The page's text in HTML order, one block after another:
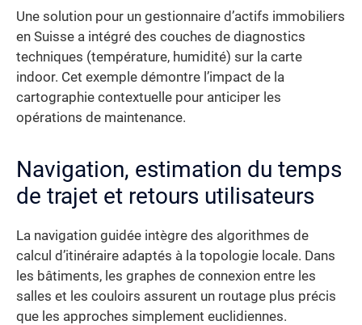
Une solution pour un gestionnaire d’actifs immobiliers
en Suisse a intégré des couches de diagnostics
techniques (température, humidité) sur la carte
indoor. Cet exemple démontre l’impact de la
cartographie contextuelle pour anticiper les
opérations de maintenance.
Navigation, estimation du temps
de trajet et retours utilisateurs
La navigation guidée intègre des algorithmes de
calcul d’itinéraire adaptés à la topologie locale. Dans
les bâtiments, les graphes de connexion entre les
salles et les couloirs assurent un routage plus précis
que les approches simplement euclidiennes.